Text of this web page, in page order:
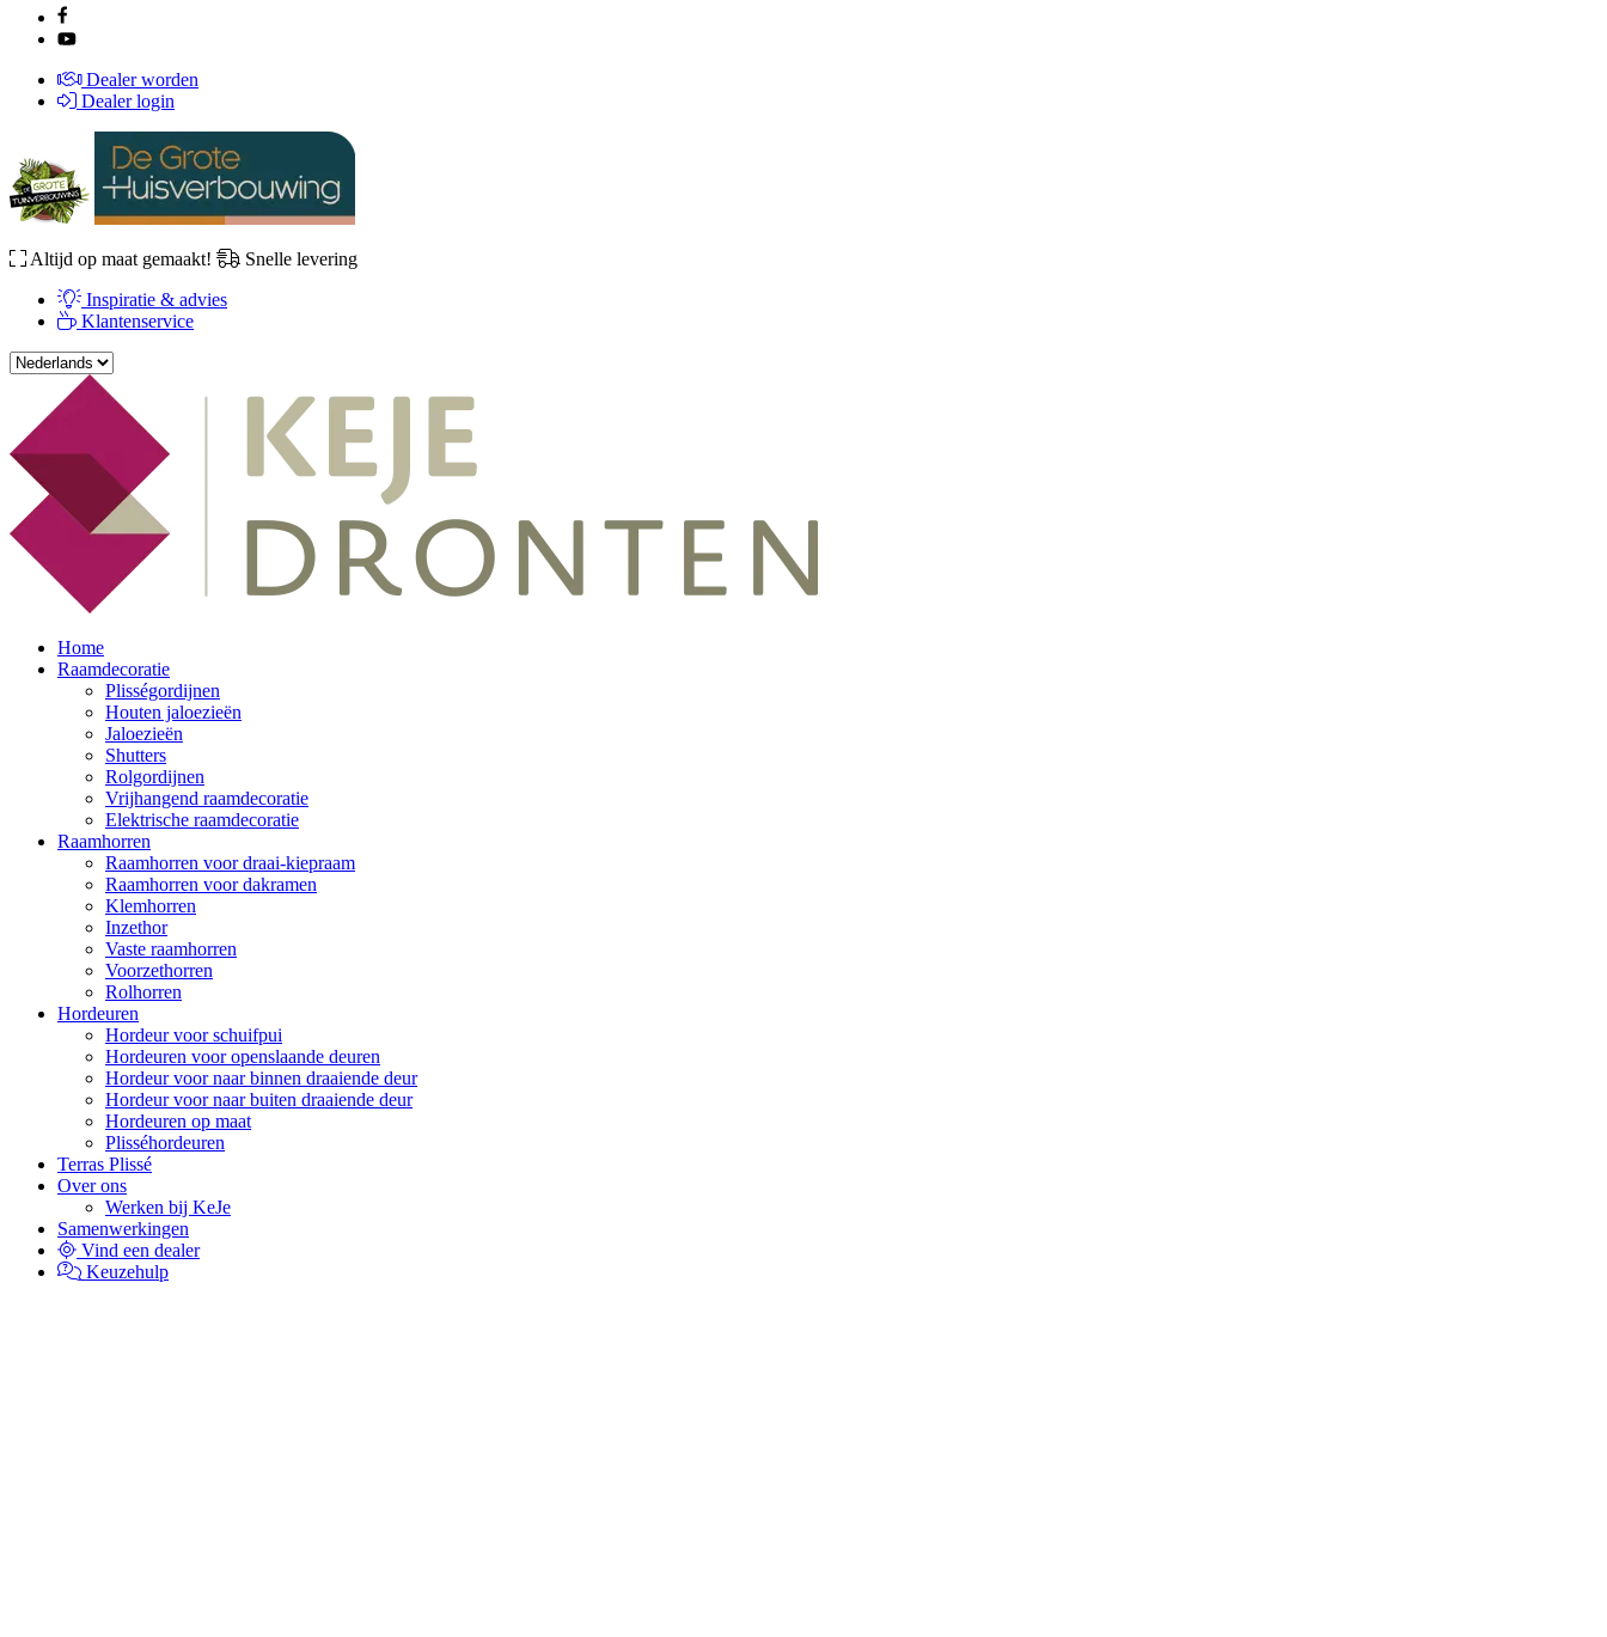
Dealer worden
Dealer login
Altijd op maat gemaakt!
Snelle levering
Inspiratie & advies
Klantenservice
Home
Raamdecoratie
Plisségordijnen
Houten jaloezieën
Jaloezieën
Shutters
Rolgordijnen
Vrijhangend raamdecoratie
Elektrische raamdecoratie
Raamhorren
Raamhorren voor draai-kiepraam
Raamhorren voor dakramen
Klemhorren
Inzethor
Vaste raamhorren
Voorzethorren
Rolhorren
Hordeuren
Hordeur voor schuifpui
Hordeuren voor openslaande deuren
Hordeur voor naar binnen draaiende deur
Hordeur voor naar buiten draaiende deur
Hordeuren op maat
Plisséhordeuren
Terras Plissé
Over ons
Werken bij KeJe
Samenwerkingen
Vind een dealer
Keuzehulp